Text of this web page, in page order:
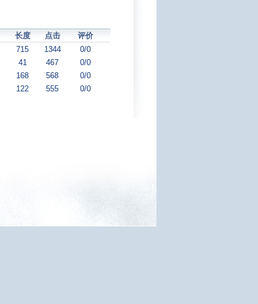
长度 点击 评价
715 1344 0/0
41 467 0/0
168 568 0/0
122 555 0/0